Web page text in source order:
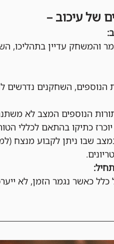
של עיכוב –
והמשחק עדיין בתהליכו,
השחקנים נדרשים
הנוספים המצב לא
כתיקו בהתאם לכללי
שבו ניתן לקבוע מנצח
כאשר נגמר הזמן, לא